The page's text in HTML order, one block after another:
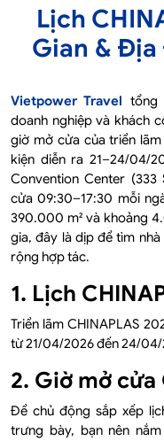
Lịch
Gian &
Vietpower Travel tổng
doanh nghiệp và khách
giờ mở cửa của triển
kiện diễn ra 21–24/04/
Convention Center (333
cửa 09:30–17:30 mỗi
390.000 m² và khoảng
gia, đây là dịp để tìm
rộng hợp tác.
1. Lịch
Triển lãm CHINAPLAS
từ 21/04/2026 đến 24/04/
2. Giờ mở cửa
Để chủ động sắp xếp
trưng bày, bạn nên